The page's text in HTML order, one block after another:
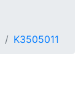
K3505011